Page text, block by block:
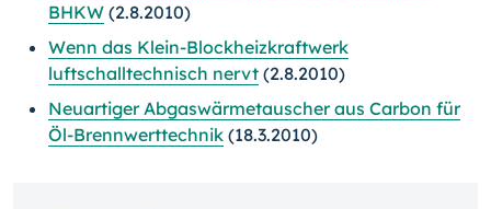
BHKW (2.8.2010)
Wenn das Klein-Blockheizkraftwerk
luftschalltechnisch nervt (2.8.2010)
Neuartiger Abgaswärmetauscher aus Carbon für
Öl-Brennwerttechnik (18.3.2010)